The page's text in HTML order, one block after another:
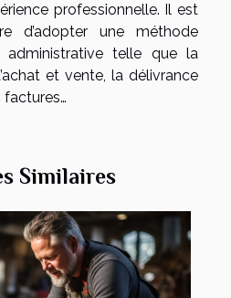
professionnelle. Il est
d’adopter une méthode
administrative telle que la
et vente, la délivrance
factures…
Similaires